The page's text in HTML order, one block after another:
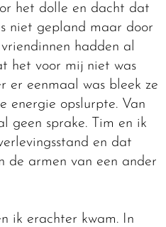
het dolle en dacht dat
niet gepland maar door
hadden al
het voor mij niet was
er eenmaal was bleek ze
energie opslurpte. Van
geen sprake. Tim en ik
en dat
de armen van een ander
ik erachter kwam. In